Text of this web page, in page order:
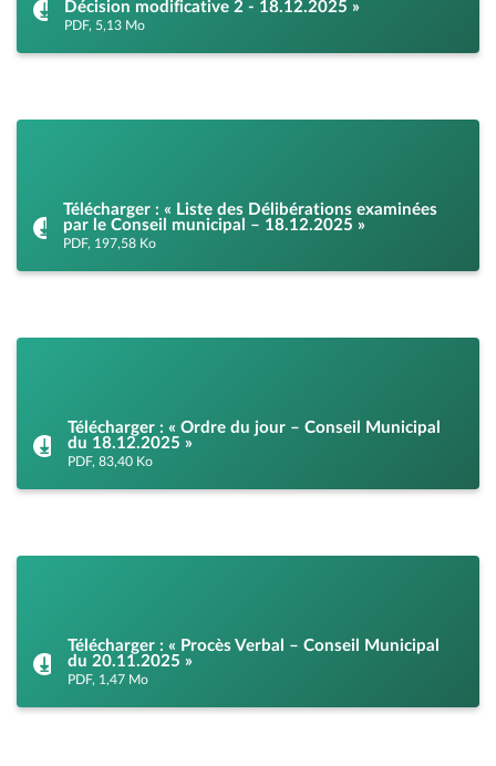
Décision modificative 2 - 18.12.2025 »
PDF, 5,13 Mo
Télécharger : « Liste des Délibérations examinées
par le Conseil municipal – 18.12.2025 »
PDF, 197,58 Ko
Télécharger : « Ordre du jour – Conseil Municipal
du 18.12.2025 »
PDF, 83,40 Ko
Télécharger : « Procès Verbal – Conseil Municipal
du 20.11.2025 »
PDF, 1,47 Mo